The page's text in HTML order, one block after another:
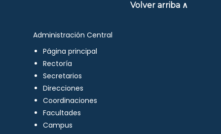
Volver arriba ∧
Administración Central
Página principal
Rectoría
Secretarios
Direcciones
Coordinaciones
Facultades
Campus